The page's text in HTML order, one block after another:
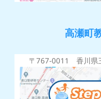
高瀬町
〒767-0011 香川県